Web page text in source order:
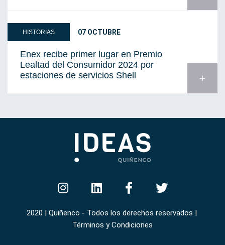
HISTORIAS 07 OCTUBRE
Enex recibe primer lugar en Premio
Lealtad del Consumidor 2024 por
estaciones de servicios Shell
add
2020 | Quiñenco - Todos los derechos reservados |
Términos y Condiciones